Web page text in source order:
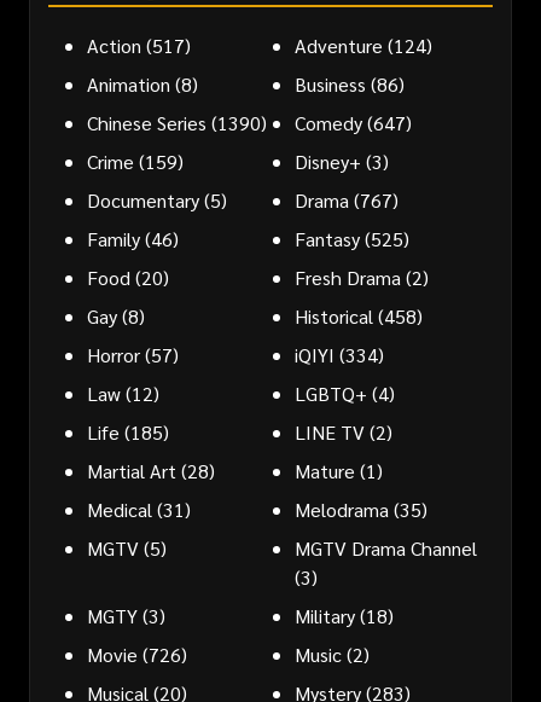
Action (517) Adventure (124)
Animation (8) Business (86)
Chinese Series (1390) Comedy(647)
Crime (159) Disney+ (3)
Documentary(5) Drama (767)
Family(46) Fantasy(525)
Food (20) Fresh Drama (2)
Gay(8) Historical (458)
Horror(57) iQIYI (334)
Law(12) LGBTQ+ (4)
Life (185) LINE TV(2)
Martial Art (28) Mature (1)
Medical (31) Melodrama (35)
MGTV(5)
MGTV Drama Channel
(3)
MGTY(3) Military(18)
Movie (726) Music(2)
Musical (20) Mystery(283)